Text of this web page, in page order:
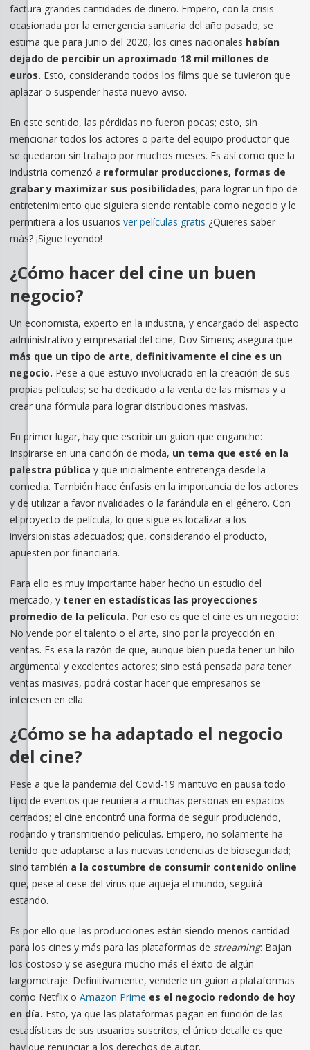
factura grandes cantidades de dinero. Empero, con la crisis
ocasionada por la emergencia sanitaria del año pasado; se
estima que para Junio del 2020, los cines nacionales habían
dejado de percibir un aproximado 18 mil millones de
euros. Esto, considerando todos los films que se tuvieron que
aplazar o suspender hasta nuevo aviso.
En este sentido, las pérdidas no fueron pocas; esto, sin
mencionar todos los actores o parte del equipo productor que
se quedaron sin trabajo por muchos meses. Es así como que la
industria comenzó a reformular producciones, formas de
grabar y maximizar sus posibilidades; para lograr un tipo de
entretenimiento que siguiera siendo rentable como negocio y le
permitiera a los usuarios ver películas gratis ¿Quieres saber
más? ¡Sigue leyendo!
¿Cómo hacer del cine un buen
negocio?
Un economista, experto en la industria, y encargado del aspecto
administrativo y empresarial del cine, Dov Simens; asegura que
más que un tipo de arte, definitivamente el cine es un
negocio. Pese a que estuvo involucrado en la creación de sus
propias películas; se ha dedicado a la venta de las mismas y a
crear una fórmula para lograr distribuciones masivas.
En primer lugar, hay que escribir un guion que enganche:
Inspirarse en una canción de moda, un tema que esté en la
palestra pública y que inicialmente entretenga desde la
comedia. También hace énfasis en la importancia de los actores
y de utilizar a favor rivalidades o la farándula en el género. Con
el proyecto de película, lo que sigue es localizar a los
inversionistas adecuados; que, considerando el producto,
apuesten por financiarla.
Para ello es muy importante haber hecho un estudio del
mercado, ytener en estadísticas las proyecciones
promedio de la película. Por eso es que el cine es un negocio:
No vende por el talento o el arte, sino por la proyección en
ventas. Es esa la razón de que, aunque bien pueda tener un hilo
argumental y excelentes actores; sino está pensada para tener
ventas masivas, podrá costar hacer que empresarios se
interesen en ella.
¿Cómo se ha adaptado el negocio
del cine?
Pese a que la pandemia del Covid-19 mantuvo en pausa todo
tipo de eventos que reuniera a muchas personas en espacios
cerrados; el cine encontró una forma de seguir produciendo,
rodando y transmitiendo películas. Empero, no solamente ha
tenido que adaptarse a las nuevas tendencias de bioseguridad;
sino también a la costumbre de consumir contenido online
que, pese al cese del virus que aqueja el mundo, seguirá
estando.
Es por ello que las producciones están siendo menos cantidad
para los cines y más para las plataformas de streaming: Bajan
los costoso y se asegura mucho más el éxito de algún
largometraje. Definitivamente, venderle un guion a plataformas
como Netflix o Amazon Prime es el negocio redondo de hoy
en día. Esto, ya que las plataformas pagan en función de las
estadísticas de sus usuarios suscritos; el único detalle es que
hay que renunciar a los derechos de autor.